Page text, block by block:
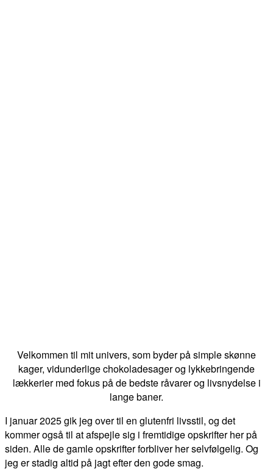
Velkommen til mit univers, som byder på simple skønne
kager, vidunderlige chokoladesager og lykkebringende
lækkerier med fokus på de bedste råvarer og livsnydelse i
lange baner.
I januar 2025 gik jeg over til en glutenfri livsstil, og det
kommer også til at afspejle sig i fremtidige opskrifter her på
siden. Alle de gamle opskrifter forbliver her selvfølgelig. Og
jeg er stadig altid på jagt efter den gode smag.